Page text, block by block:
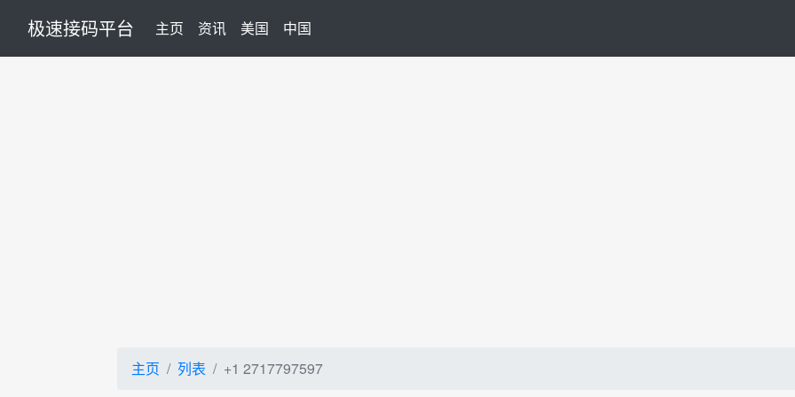
极速接码平台 主页 (current)
资讯 美国 中国
主页 列表 +1 2717797597